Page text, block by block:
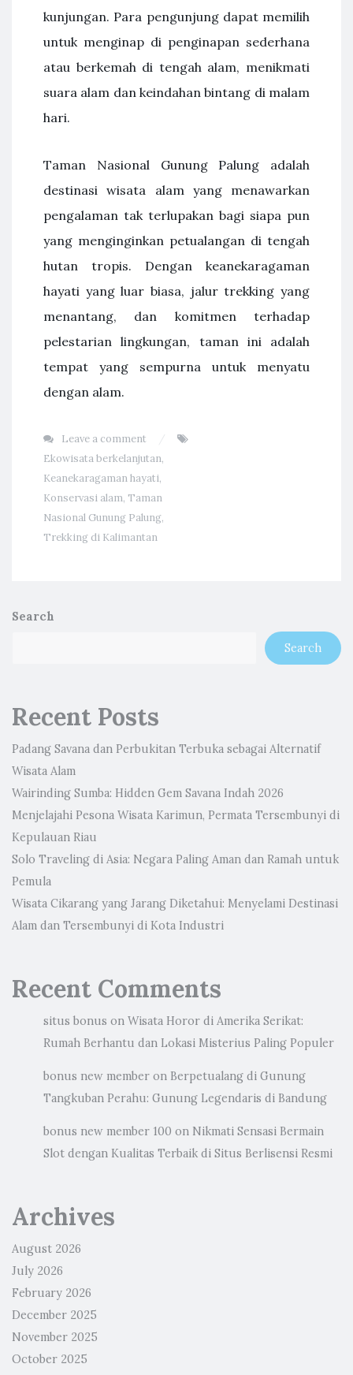
kunjungan. Para pengunjung dapat memilih
untuk menginap di penginapan sederhana
atau berkemah di tengah alam, menikmati
suara alam dan keindahan bintang di malam
hari.
Taman Nasional Gunung Palung adalah
destinasi wisata alam yang menawarkan
pengalaman tak terlupakan bagi siapa pun
yang menginginkan petualangan di tengah
hutan tropis. Dengan keanekaragaman
hayati yang luar biasa, jalur trekking yang
menantang, dan komitmen terhadap
pelestarian lingkungan, taman ini adalah
tempat yang sempurna untuk menyatu
dengan alam.
Leave a comment
Ekowisata berkelanjutan,
Keanekaragaman hayati,
Konservasi alam, Taman
Nasional Gunung Palung,
Trekking di Kalimantan
Search
Search
Recent Posts
Padang Savana dan Perbukitan Terbuka sebagai Alternatif
Wisata Alam
Wairinding Sumba: Hidden Gem Savana Indah 2026
Menjelajahi Pesona Wisata Karimun, Permata Tersembunyi di
Kepulauan Riau
Solo Traveling di Asia: Negara Paling Aman dan Ramah untuk
Pemula
Wisata Cikarang yang Jarang Diketahui: Menyelami Destinasi
Alam dan Tersembunyi di Kota Industri
Recent Comments
situs bonus on Wisata Horor di Amerika Serikat:
Rumah Berhantu dan Lokasi Misterius Paling Populer
bonus new member on Berpetualang di Gunung
Tangkuban Perahu: Gunung Legendaris di Bandung
bonus new member 100 on Nikmati Sensasi Bermain
Slot dengan Kualitas Terbaik di Situs Berlisensi Resmi
Archives
August 2026
July 2026
February 2026
December 2025
November 2025
October 2025